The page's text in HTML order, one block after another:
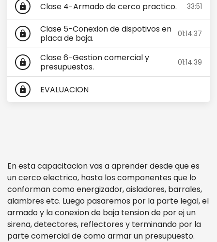
lock Clase 4-Armado de cerco practico. 33:51
lock
Clase 5-Conexion de dispotivos en
placa de baja.
01:14:37
lock
Clase 6-Gestion comercial y
presupuestos.
01:14:39
lock EVALUACION
En esta capacitacion vas a aprender desde que es
un cerco electrico, hasta los componentes que lo
conforman como energizador, aisladores, barrales,
alambres etc. Luego pasaremos por la parte legal, el
armado y la conexion de baja tension de por ej un
sirena, detectores, reflectores y terminando por la
parte comercial de como armar un presupuesto.